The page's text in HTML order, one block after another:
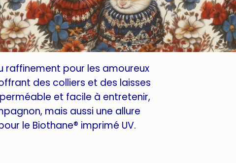
raffinement pour les amoureux
des colliers et des laisses
et facile à entretenir,
mais aussi une allure
le Biothane® imprimé UV.